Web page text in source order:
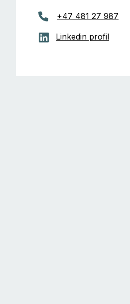
+47 481 27 987
Linkedin profil